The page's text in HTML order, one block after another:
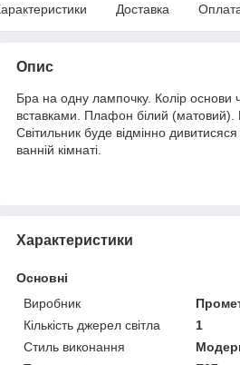
Доставка
Опис
Бра на одну лампочку. Колір
вставками. Плафон білий (матовий).
Світильник буде відмінно
ванній кімнаті.
Характеристики
Основні
Виробник
Кількість джерел світла
1
Стиль виконання